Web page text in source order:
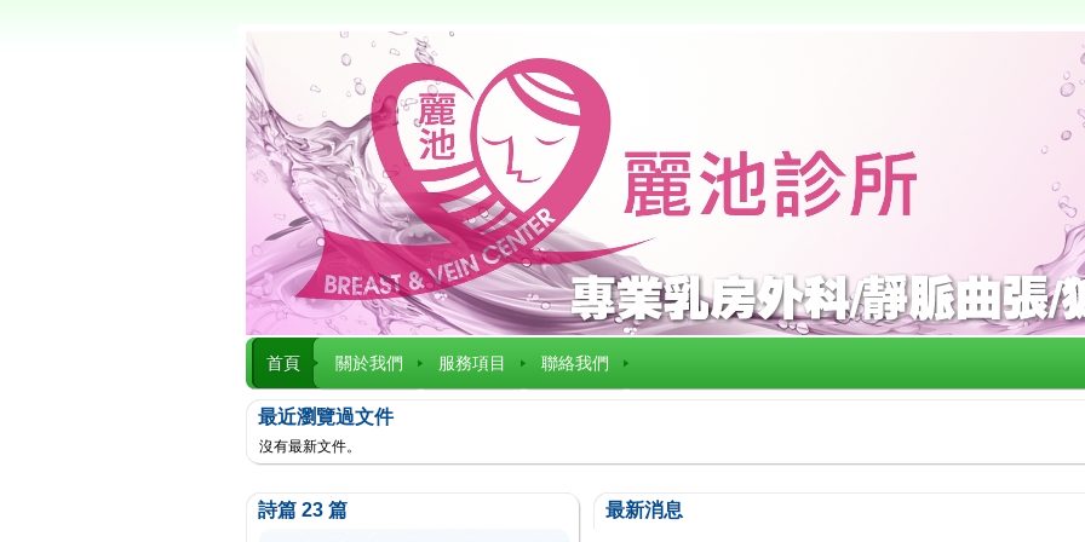
首頁 關於我們 服務項目 聯絡我們
最近瀏覽過文件
沒有最新文件。
詩篇 23 篇 最新消息